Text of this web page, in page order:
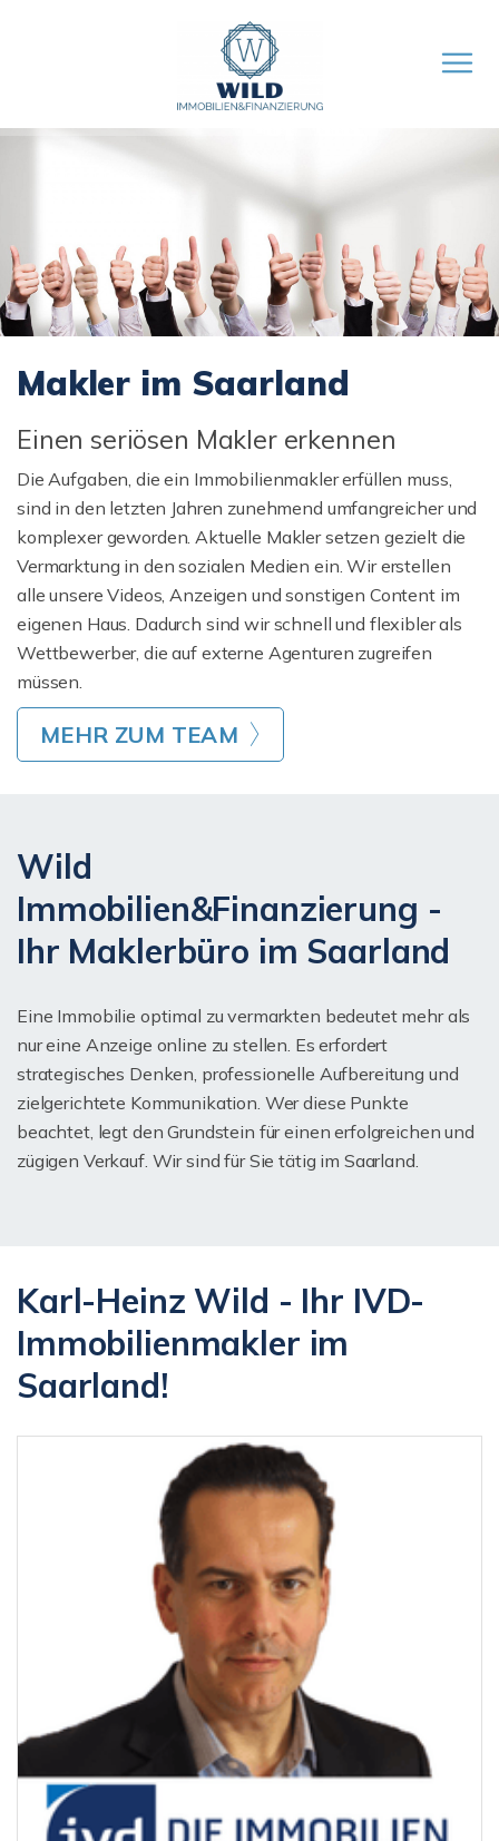
Makler im Saarland
Einen seriösen Makler erkennen
Die Aufgaben, die ein Immobilienmakler erfüllen muss,
sind in den letzten Jahren zunehmend umfangreicher und
komplexer geworden. Aktuelle Makler setzen gezielt die
Vermarktung in den sozialen Medien ein. Wir erstellen
alle unsere Videos, Anzeigen und sonstigen Content im
eigenen Haus. Dadurch sind wir schnell und flexibler als
Wettbewerber, die auf externe Agenturen zugreifen
müssen.
MEHR ZUM TEAM
Wild
Immobilien&Finanzierung -
Ihr Maklerbüro im Saarland
Eine Immobilie optimal zu vermarkten bedeutet mehr als
nur eine Anzeige online zu stellen. Es erfordert
strategisches Denken, professionelle Aufbereitung und
zielgerichtete Kommunikation. Wer diese Punkte
beachtet, legt den Grundstein für einen erfolgreichen und
zügigen Verkauf. Wir sind für Sie tätig im Saarland.
Karl-Heinz Wild - Ihr IVD-
Immobilienmakler im
Saarland!